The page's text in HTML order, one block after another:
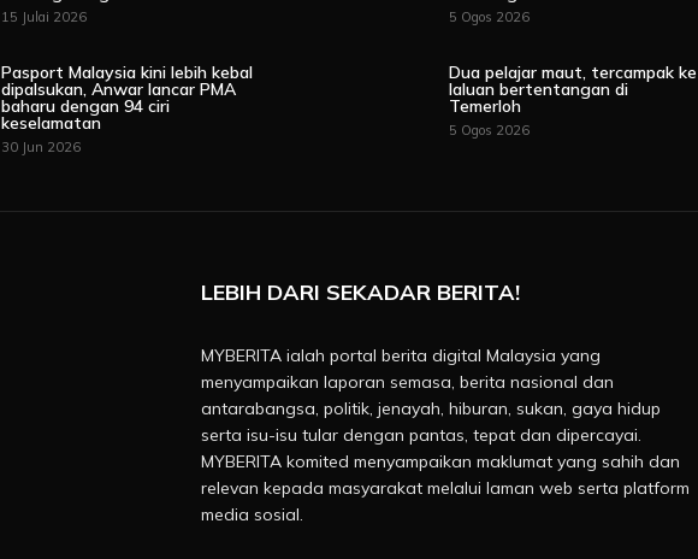
15 Julai 2026
Pasport Malaysia kini lebih kebal
dipalsukan, Anwar lancar PMA
baharu dengan 94 ciri
keselamatan
30 Jun 2026
5 Ogos 2026
Dua pelajar maut, tercampak ke
laluan bertentangan di
Temerloh
5 Ogos 2026
LEBIH DARI SEKADAR BERITA!
MYBERITA ialah portal berita digital Malaysia yang
menyampaikan laporan semasa, berita nasional dan
antarabangsa, politik, jenayah, hiburan, sukan, gaya hidup
serta isu-isu tular dengan pantas, tepat dan dipercayai.
MYBERITA komited menyampaikan maklumat yang sahih dan
relevan kepada masyarakat melalui laman web serta platform
media sosial.